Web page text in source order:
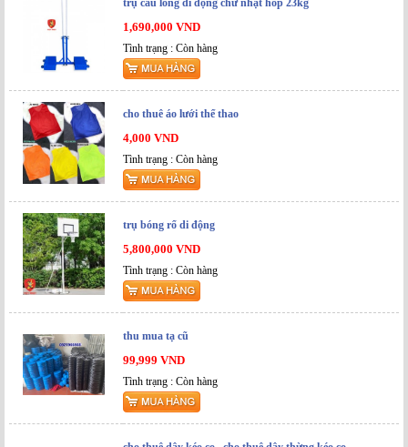
trụ cầu lông di động chữ nhật hôp 23kg
1,690,000 VND
Tình trạng : Còn hàng
cho thuê áo lưới thể thao
4,000 VND
Tình trạng : Còn hàng
trụ bóng rổ di động
5,800,000 VND
Tình trạng : Còn hàng
thu mua tạ cũ
99,999 VND
Tình trạng : Còn hàng